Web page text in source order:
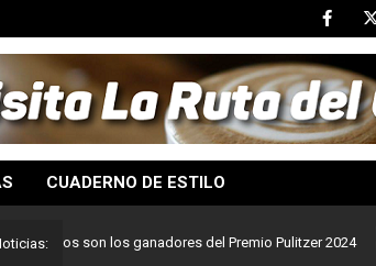
CUADERNO DE ESTILO
son los ganadores del Premio Pulitzer 2024